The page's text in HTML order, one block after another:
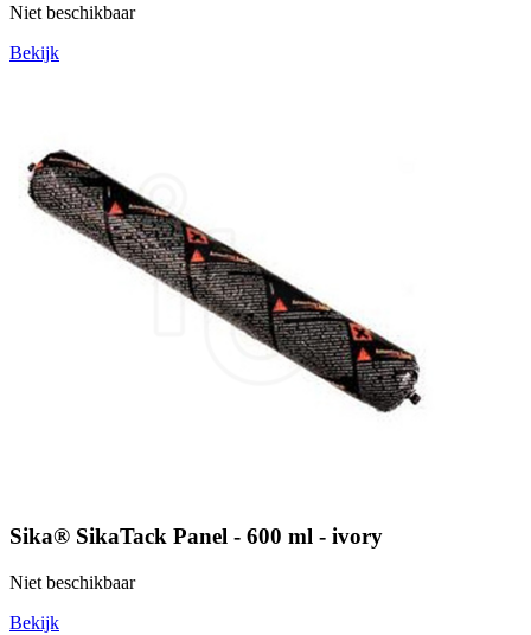
Niet beschikbaar
Bekijk
Sika® SikaTack Panel - 600 ml - ivory
Niet beschikbaar
Bekijk